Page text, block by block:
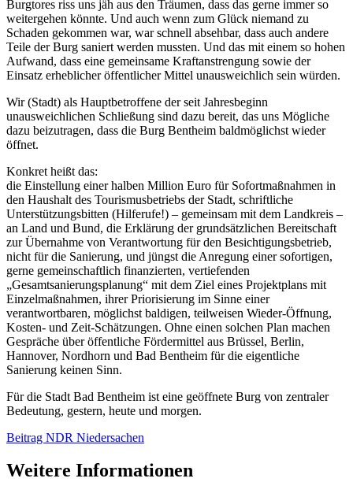
Burgtores riss uns jäh aus den Träumen, dass das gerne immer so
weitergehen könnte. Und auch wenn zum Glück niemand zu
Schaden gekommen war, war schnell absehbar, dass auch andere
Teile der Burg saniert werden mussten. Und das mit einem so hohen
Aufwand, dass eine gemeinsame Kraftanstrengung sowie der
Einsatz erheblicher öffentlicher Mittel unausweichlich sein würden.
Wir (Stadt) als Hauptbetroffene der seit Jahresbeginn
unausweichlichen Schließung sind dazu bereit, das uns Mögliche
dazu beizutragen, dass die Burg Bentheim baldmöglichst wieder
öffnet.
Konkret heißt das:
die Einstellung einer halben Million Euro für Sofortmaßnahmen in
den Haushalt des Tourismusbetriebs der Stadt, schriftliche
Unterstützungsbitten (Hilferufe!) – gemeinsam mit dem Landkreis –
an Land und Bund, die Erklärung der grundsätzlichen Bereitschaft
zur Übernahme von Verantwortung für den Besichtigungsbetrieb,
nicht für die Sanierung, und jüngst die Anregung einer sofortigen,
gerne gemeinschaftlich finanzierten, vertiefenden
„Gesamtsanierungsplanung“ mit dem Ziel eines Projektplans mit
Einzelmaßnahmen, ihrer Priorisierung im Sinne einer
verantwortbaren, möglichst baldigen, teilweisen Wieder-Öffnung,
Kosten- und Zeit-Schätzungen. Ohne einen solchen Plan machen
Gespräche über öffentliche Fördermittel aus Brüssel, Berlin,
Hannover, Nordhorn und Bad Bentheim für die eigentliche
Sanierung keinen Sinn.
Für die Stadt Bad Bentheim ist eine geöffnete Burg von zentraler
Bedeutung, gestern, heute und morgen.
Beitrag NDR Niedersachen
Weitere Informationen